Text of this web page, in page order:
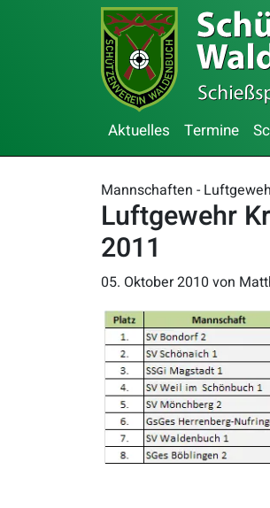
Aktuelles Termine
Mannschaften -
Luftgewehr
2011
05. Oktober 2010 von